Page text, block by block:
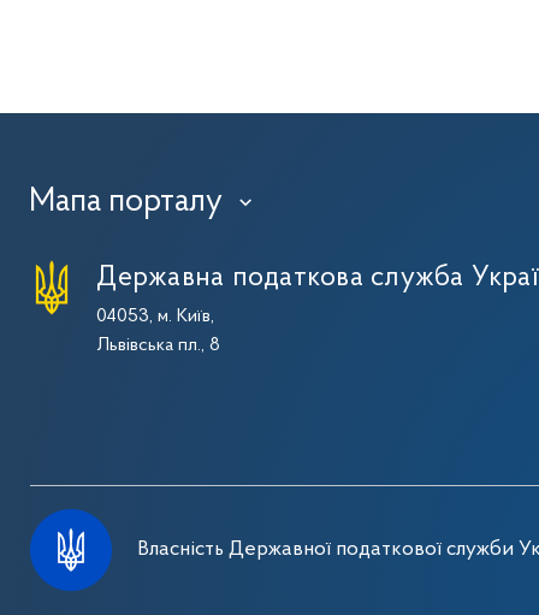
Мапа порталу ›
Державна податкова служба
04053, м. Київ,
Львівська пл., 8
Власність Державної податкової служби